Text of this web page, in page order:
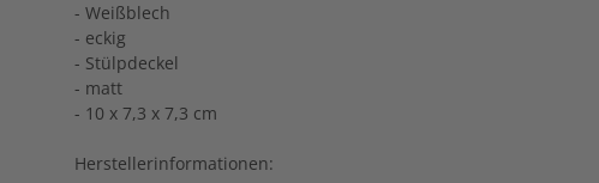
- Weißblech
- eckig
- Stülpdeckel
- matt
- 10 x 7,3 x 7,3 cm
Herstellerinformationen: